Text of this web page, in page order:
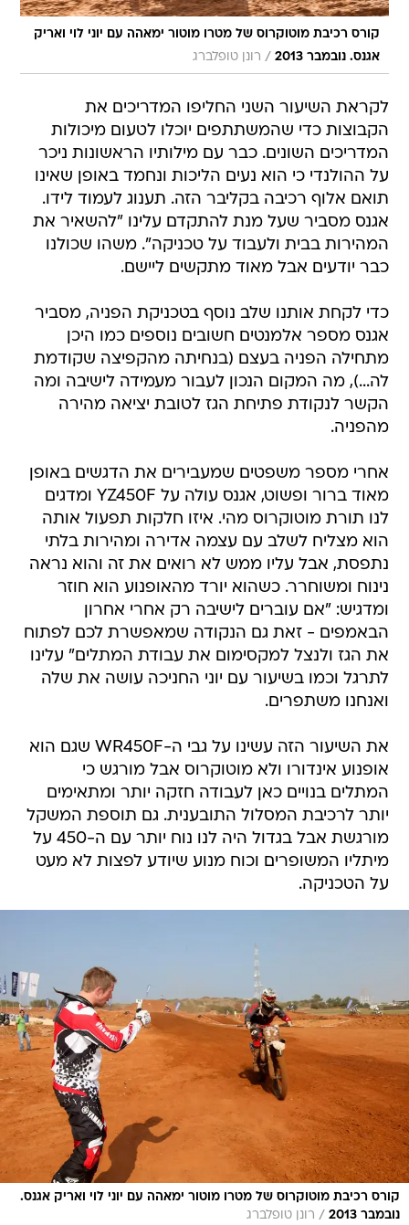
קורס רכיבת מוטוקרוס של מטרו מוטור ימאהה עם יוני לוי ואריק
אגנס. נובמבר 2013
/ רונן טופלברג
לקראת השיעור השני החליפו המדריכים את
הקבוצות כדי שהמשתתפים יוכלו לטעום מיכולות
המדריכים השונים. כבר עם מילותיו הראשונות ניכר
על ההולנדי כי הוא נעים הליכות ונחמד באופן שאינו
תואם אלוף רכיבה בקליבר הזה. תענוג לעמוד לידו.
אגנס מסביר שעל מנת להתקדם עלינו "להשאיר את
המהירות בבית ולעבוד על טכניקה". משהו שכולנו
כבר יודעים אבל מאוד מתקשים ליישם.
כדי לקחת אותנו שלב נוסף בטכניקת הפניה, מסביר
אגנס מספר אלמנטים חשובים נוספים כמו היכן
מתחילה הפניה בעצם (בנחיתה מהקפיצה שקודמת
לה...), מה המקום הנכון לעבור מעמידה לישיבה ומה
הקשר לנקודת פתיחת הגז לטובת יציאה מהירה
מהפניה.
אחרי מספר משפטים שמעבירים את הדגשים באופן
מאוד ברור ופשוט, אגנס עולה על YZ450F ומדגים
לנו תורת מוטוקרוס מהי. איזו חלקות תפעול אותה
הוא מצליח לשלב עם עצמה אדירה ומהירות בלתי
נתפסת, אבל עליו ממש לא רואים את זה והוא נראה
נינוח ומשוחרר. כשהוא יורד מהאופנוע הוא חוזר
ומדגיש: "אם עוברים לישיבה רק אחרי אחרון
הבאמפים - זאת גם הנקודה שמאפשרת לכם לפתוח
את הגז ולנצל למקסימום את עבודת המתלים" עלינו
לתרגל וכמו בשיעור עם יוני החניכה עושה את שלה
ואנחנו משתפרים.
את השיעור הזה עשינו על גבי ה-WR450F שגם הוא
אופנוע אינדורו ולא מוטוקרוס אבל מורגש כי
המתלים בנויים כאן לעבודה חזקה יותר ומתאימים
יותר לרכיבת המסלול התובענית. גם תוספת המשקל
מורגשת אבל בגדול היה לנו נוח יותר עם ה-450 על
מיתליו המשופרים וכוח מנוע שיודע לפצות לא מעט
על הטכניקה.
קורס רכיבת מוטוקרוס של מטרו מוטור ימאהה עם יוני לוי ואריק אגנס.
נובמבר 2013
/ רונן טופלברג